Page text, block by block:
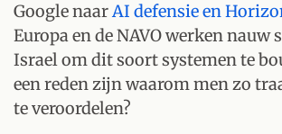
Google naarAI defensie en
Europa en de NAVO werken nauw
Israel om dit soort systemen te
een reden zijn waarom men zo
te veroordelen?